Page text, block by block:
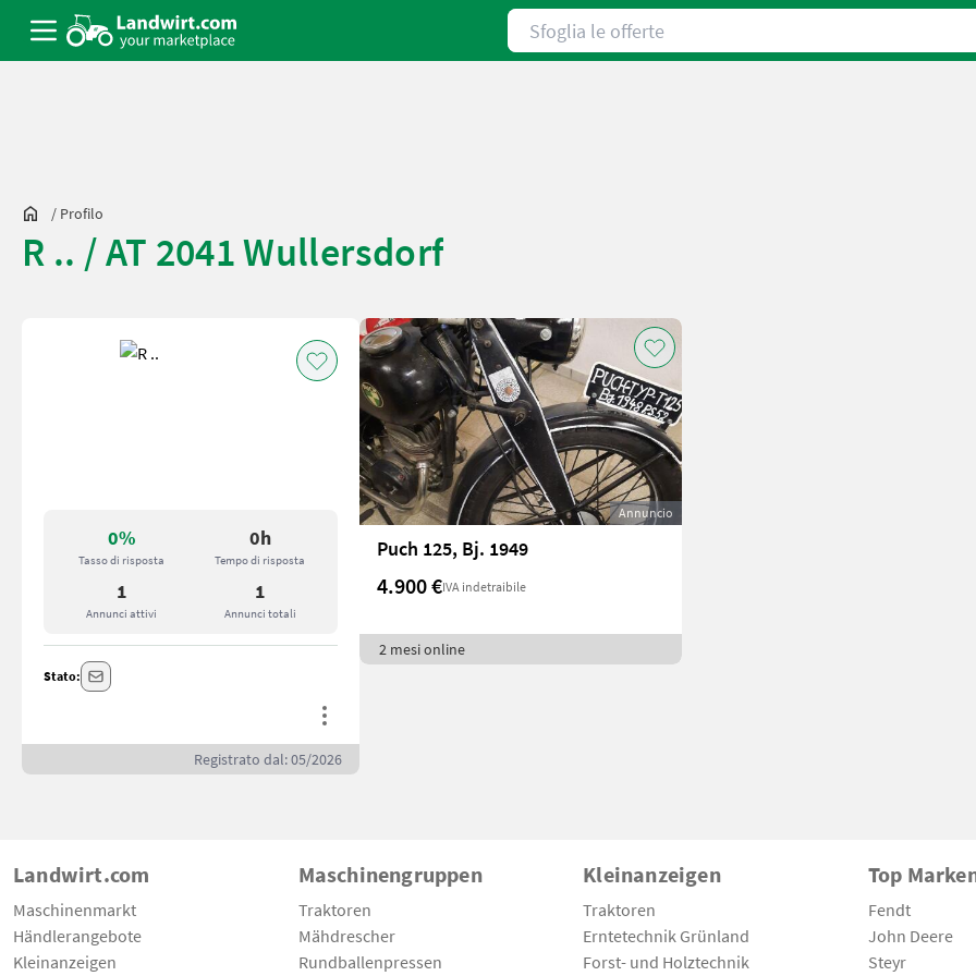
Sfoglia le offerte
/ Profilo
R .. / AT 2041 Wullersdorf
0%
Tasso di risposta
0h
Tempo di risposta
1
Annunci attivi
1
Annunci totali
Stato:
Registrato dal: 05/2026
Annuncio
Puch 125, Bj. 1949
4.900 €IVA indetraibile
2 mesi online
Landwirt.com
Maschinenmarkt
Händlerangebote
Kleinanzeigen
Maschinengruppen
Traktoren
Mähdrescher
Rundballenpressen
Kleinanzeigen
Traktoren
Erntetechnik Grünland
Forst- und Holztechnik
Top
Fendt
John Deere
Steyr